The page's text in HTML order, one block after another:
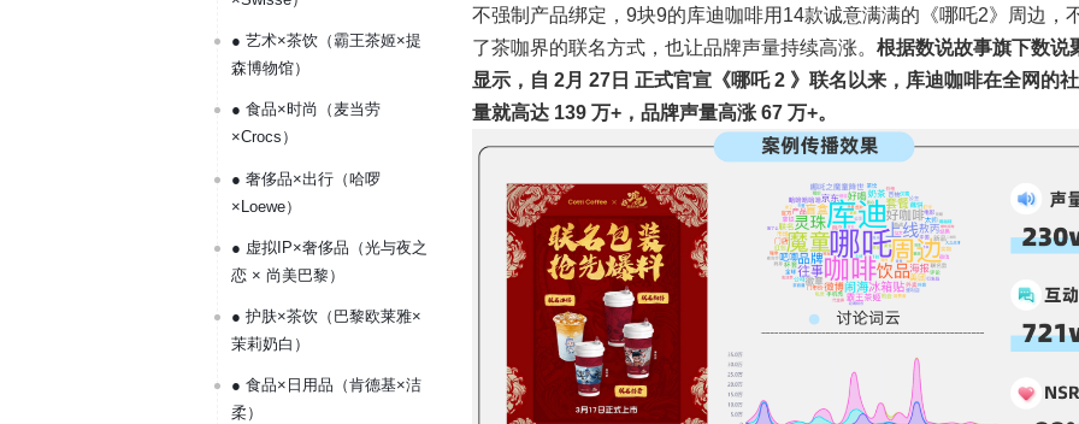
● 艺术×茶饮（霸王茶姬×提
森博物馆）
● 食品×时尚（麦当劳
×Crocs）
● 奢侈品×出行（哈啰
×Loewe）
● 虚拟IP×奢侈品（光与夜之
恋 × 尚美巴黎）
● 护肤×茶饮（巴黎欧莱雅×
茉莉奶白）
● 食品×日用品（肯德基×洁
柔）
不强制产品绑定，9块9的库迪咖啡用14款诚意满满的《哪吒2》周边，
了茶咖界的联名方式，也让品牌声量持续高涨。 根据数说故事旗下数说
显示，自 2月 27日 正式官宣《哪吒 2 》联名以来，库迪咖啡在全网的
量就高达 139 万+，品牌声量高涨 67 万+。